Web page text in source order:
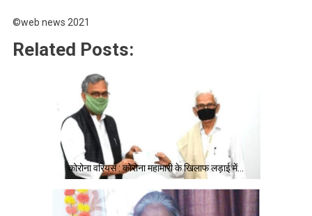
©web news 2021
Related Posts:
कोरोना वरियर्स : कोरोना महामारी के खिलाफ लड़ाई में…